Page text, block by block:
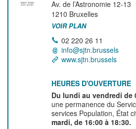
Av. de l’Astronomie 12-13
1210 Bruxelles
VOIR PLAN
02 220 26 11
info@sjtn.brussels
www.sjtn.brussels
HEURES D'OUVERTURE
Du lundi au vendredi de
une permanence du
services Population, État
mardi, de 16:00 à 18:30.